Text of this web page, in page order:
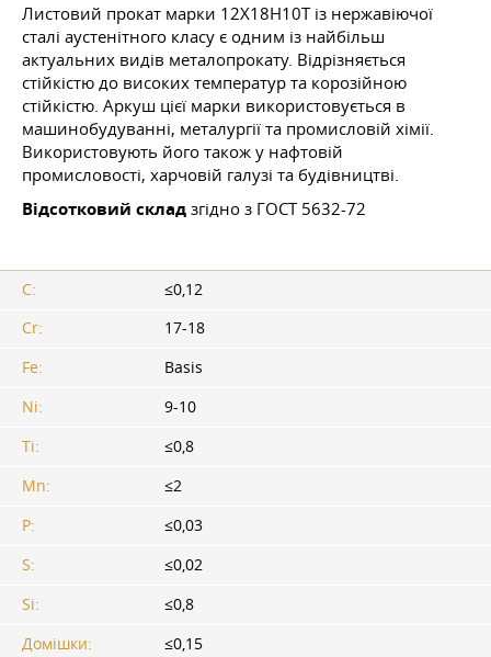
Листовий прокат марки 12Х18Н10Т із нержавіючої
сталі аустенітного класу є одним із найбільш
актуальних видів металопрокату. Відрізняється
стійкістю до високих температур та корозійною
стійкістю. Аркуш цієї марки використовується в
машинобудуванні, металургії та промисловій хімії.
Використовують його також у нафтовій
промисловості, харчовій галузі та будівництві.
Відсотковий склад згідно з ГОСТ 5632-72
C:
≤0,12
Cr:
17-18
Fe:
Basis
Ni:
9-10
Ti:
≤0,8
Mn:
≤2
P:
≤0,03
S:
≤0,02
Si:
≤0,8
Домішки:
≤0,15